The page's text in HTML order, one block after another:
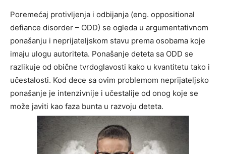
Poremećaj protivljenja i odbijanja (eng. oppositional
defiance disorder – ODD) se ogleda u argumentativnom
ponašanju i neprijateljskom stavu prema osobama koje
imaju ulogu autoriteta. Ponašanje deteta sa ODD se
razlikuje od obične tvrdoglavosti kako u kvantitetu tako i
učestalosti. Kod dece sa ovim problemom neprijateljsko
ponašanje je intenzivnije i učestalije od onog koje se
može javiti kao faza bunta u razvoju deteta.